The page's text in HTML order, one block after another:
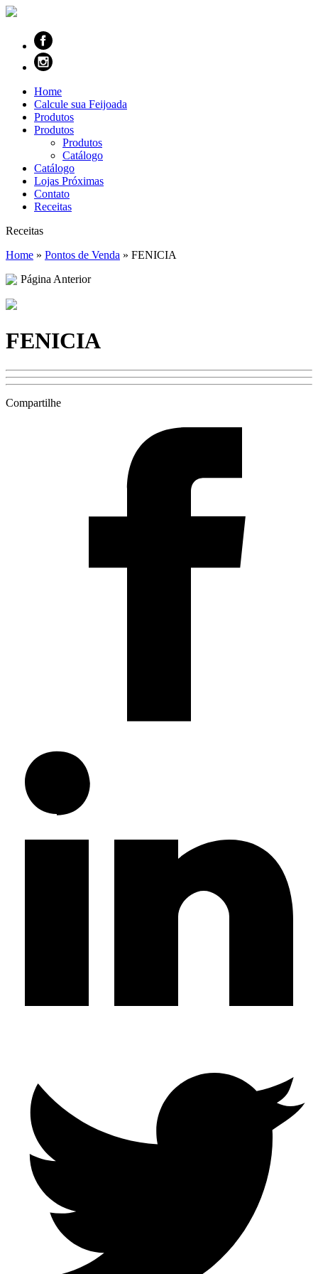
Home
Calcule sua Feijoada
Produtos
Produtos
Produtos
Catálogo
Catálogo
Lojas Próximas
Contato
Receitas
Receitas
Home » Pontos de Venda » FENICIA
Página Anterior
FENICIA
Compartilhe